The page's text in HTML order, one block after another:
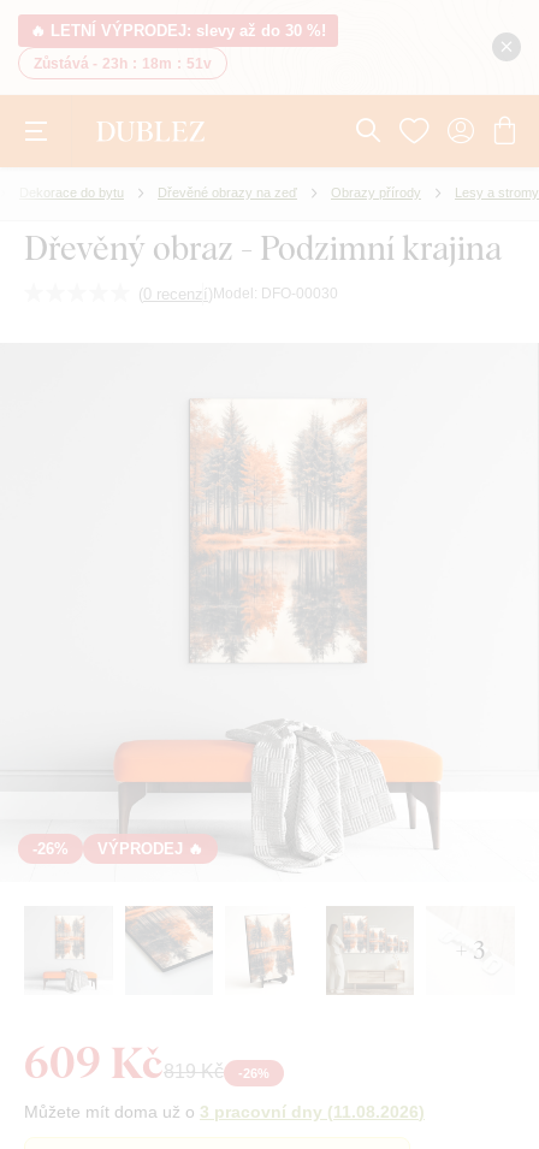
🔥 LETNÍ VÝPRODEJ: slevy až do 30 %!
Zůstává - 23h : 18m : 51v
Dekorace do bytu Dřevěné obrazy na zeď Obrazy přírody Lesy a stromy
Dřevěný obraz - Podzimní krajina
(0 recenzí) Model: DFO-00030
-26% VÝPRODEJ 🔥
+ 3
609 Kč819 Kč -26%
Můžete mít doma už o 3 pracovní dny (11.08.2026)